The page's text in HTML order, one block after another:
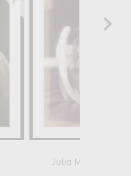
Julia Margaret